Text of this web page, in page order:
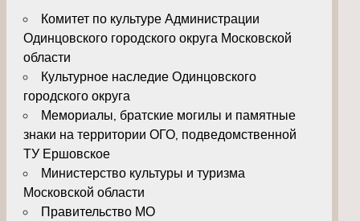
Комитет по культуре Администрации
Одинцовского городского округа Московской
области
Культурное наследие Одинцовского
городского округа
Мемориалы, братские могилы и памятные
знаки на территории ОГО, подведомственной
ТУ Ершовское
Министерство культуры и туризма
Московской области
Правительство МО